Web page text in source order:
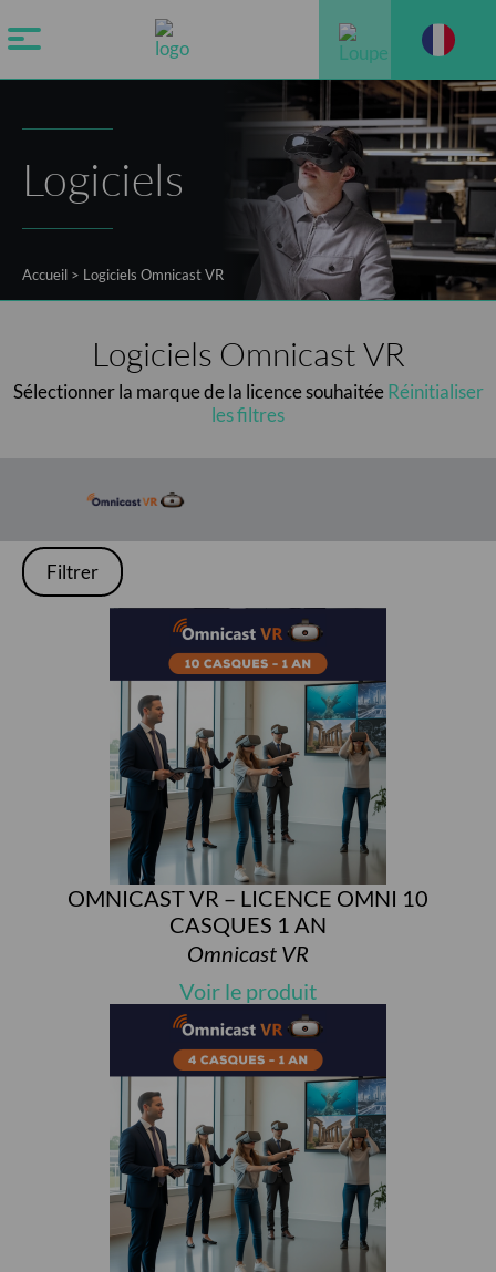
Logiciels
Accueil > Logiciels Omnicast VR
Logiciels Omnicast VR
Sélectionner la marque de la licence souhaitéeRéinitialiser
les filtres
Filtrer
OMNICAST VR – LICENCE OMNI 10
CASQUES 1 AN
Omnicast VR
Voir le produit